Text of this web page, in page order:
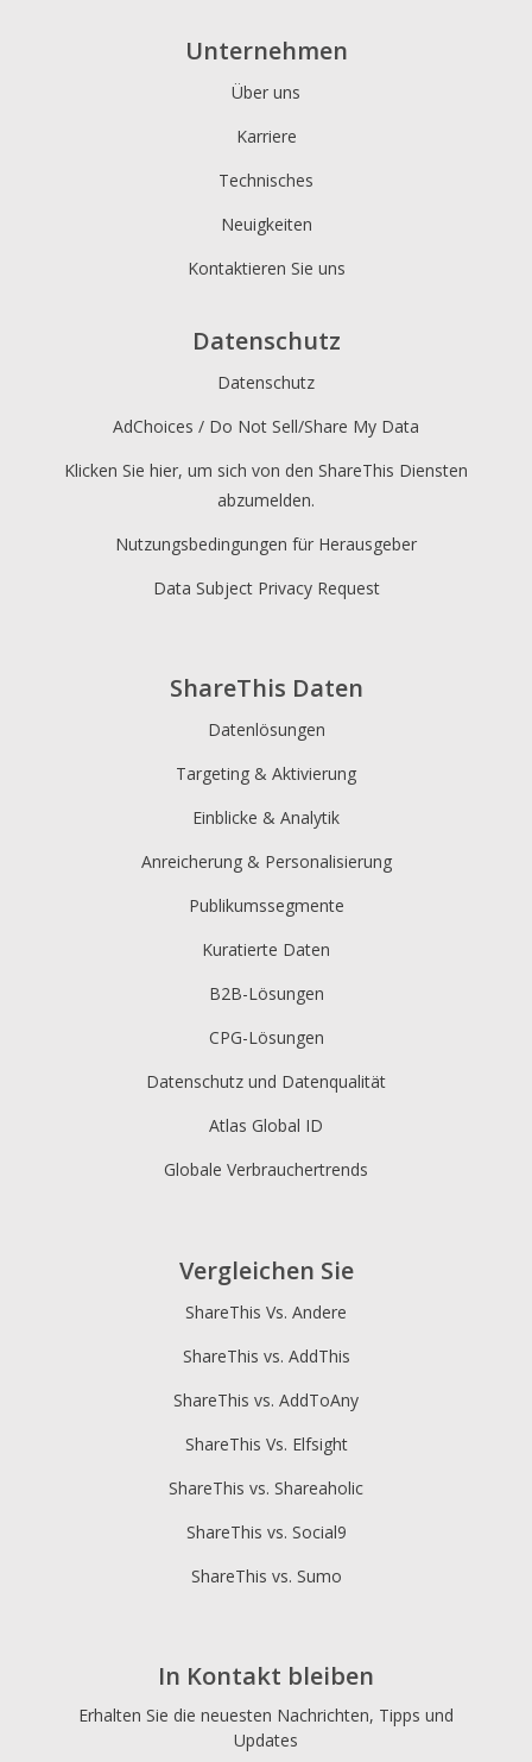
ShareThis Daten
Datenlösungen
Targeting & Aktivierung
Einblicke & Analytik
Anreicherung & Personalisierung
Publikumssegmente
Kuratierte Daten
B2B-Lösungen
CPG-Lösungen
Datenschutz und Datenqualität
Atlas Global ID
Globale Verbrauchertrends
Unternehmen
Über uns
Karriere
Technisches
Neuigkeiten
Kontaktieren Sie uns
Datenschutz
Datenschutz
AdChoices / Do Not Sell/Share My Data
Klicken Sie hier, um sich von den ShareThis Diensten
abzumelden.
Nutzungsbedingungen für Herausgeber
Data Subject Privacy Request
Vergleichen Sie
ShareThis Vs. Andere
ShareThis vs. AddThis
ShareThis vs. AddToAny
ShareThis Vs. Elfsight
ShareThis vs. Shareaholic
ShareThis vs. Social9
ShareThis vs. Sumo
In Kontakt bleiben
Erhalten Sie die neuesten Nachrichten, Tipps und
Updates